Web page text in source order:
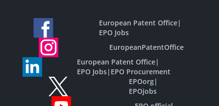
European Patent Office|
EPO Jobs
EuropeanPatentOffice
European Patent Office|
EPO Jobs| EPO Procurement
EPOorg|
EPOjobs